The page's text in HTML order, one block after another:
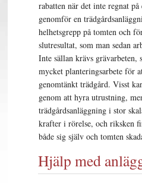
rabatten när det inte regnat
genomför en
helhetsgrepp på tomten och
slutresultat, som man sedan
Inte sällan krävs grävarbeten,
mycket planteringsarbete för
genomtänkt trädgård. Visst
genom att hyra utrustning,
trädgårdsanläggning i stor
krafter i rörelse, och riksken
både sig själv och tomten
Hjälp med